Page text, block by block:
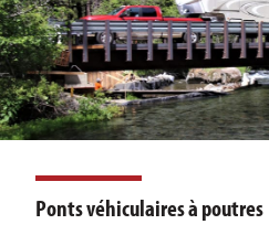
Ponts véhiculaires à poutres